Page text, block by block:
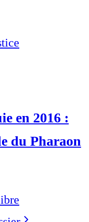
en 2016 :
du Pharaon